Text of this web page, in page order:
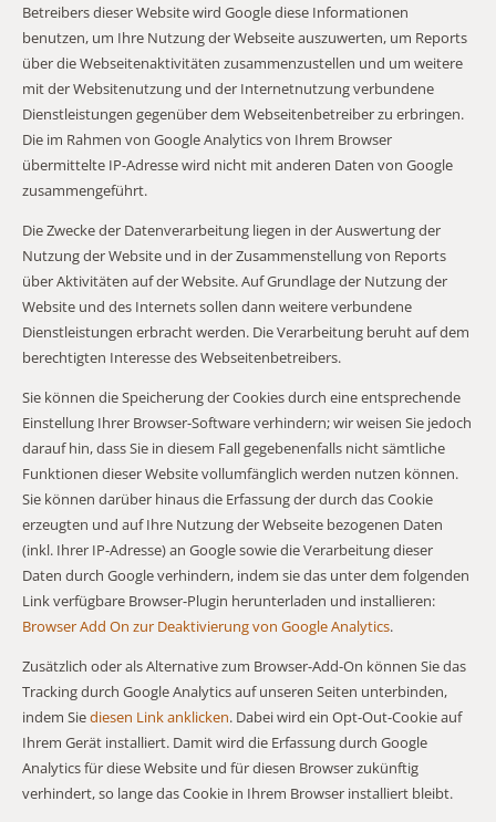
Betreibers dieser Website wird Google diese Informationen
benutzen, um Ihre Nutzung der Webseite auszuwerten, um Reports
über die Webseitenaktivitäten zusammenzustellen und um weitere
mit der Websitenutzung und der Internetnutzung verbundene
Dienstleistungen gegenüber dem Webseitenbetreiber zu erbringen.
Die im Rahmen von Google Analytics von Ihrem Browser
übermittelte IP-Adresse wird nicht mit anderen Daten von Google
zusammengeführt.
Die Zwecke der Datenverarbeitung liegen in der Auswertung der
Nutzung der Website und in der Zusammenstellung von Reports
über Aktivitäten auf der Website. Auf Grundlage der Nutzung der
Website und des Internets sollen dann weitere verbundene
Dienstleistungen erbracht werden. Die Verarbeitung beruht auf dem
berechtigten Interesse des Webseitenbetreibers.
Sie können die Speicherung der Cookies durch eine entsprechende
Einstellung Ihrer Browser-Software verhindern; wir weisen Sie jedoch
darauf hin, dass Sie in diesem Fall gegebenenfalls nicht sämtliche
Funktionen dieser Website vollumfänglich werden nutzen können.
Sie können darüber hinaus die Erfassung der durch das Cookie
erzeugten und auf Ihre Nutzung der Webseite bezogenen Daten
(inkl. Ihrer IP-Adresse) an Google sowie die Verarbeitung dieser
Daten durch Google verhindern, indem sie das unter dem folgenden
Link verfügbare Browser-Plugin herunterladen und installieren:
Browser Add On zur Deaktivierung von Google Analytics.
Zusätzlich oder als Alternative zum Browser-Add-On können Sie das
Tracking durch Google Analytics auf unseren Seiten unterbinden,
indem Siediesen Link anklicken. Dabei wird ein Opt-Out-Cookie auf
Ihrem Gerät installiert. Damit wird die Erfassung durch Google
Analytics für diese Website und für diesen Browser zukünftig
verhindert, so lange das Cookie in Ihrem Browser installiert bleibt.